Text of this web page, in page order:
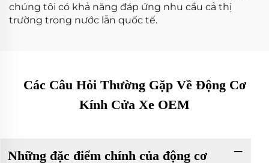
chúng tôi có khả năng đáp ứng nhu cầu cả thị
trường trong nước lẫn quốc tế.
Các Câu Hỏi Thường Gặp Về Động Cơ
Kính Cửa Xe OEM
Những đặc điểm chính của động cơ